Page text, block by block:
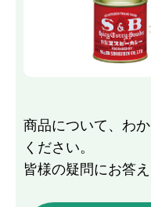
商品について、わ
ください。
皆様の疑問にお答え